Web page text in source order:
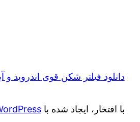
دانلود فیلتر شکن قوی اندروید و
با افتخار، ایجاد شده با